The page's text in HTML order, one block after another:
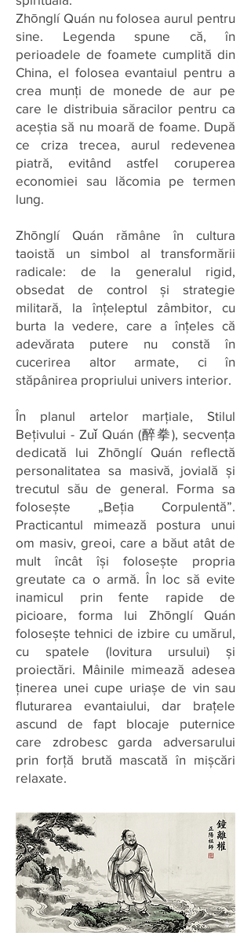
Zhōnglí Quán nu folosea aurul pentru
sine. Legenda spune că, în
perioadele de foamete cumplită din
China, el folosea evantaiul pentru a
crea munți de monede de aur pe
care le distribuia săracilor pentru ca
aceștia să nu moară de foame. După
ce criza trecea, aurul redevenea
piatră, evitând astfel coruperea
economiei sau lăcomia pe termen
lung.
Zhōnglí Quán rămâne în cultura
taoistă un simbol al transformării
radicale: de la generalul rigid,
obsedat de control și strategie
militară, la înțeleptul zâmbitor, cu
burta la vedere, care a înțeles că
adevărata putere nu constă în
cucerirea altor armate, ci în
stăpânirea propriului univers interior.
În planul artelor marțiale, Stilul
Bețivului - Zuǐ Quán (醉拳), secvența
dedicată lui Zhōnglí Quán reflectă
personalitatea sa masivă, jovială și
trecutul său de general. Forma sa
folosește „Beția Corpulentă”.
Practicantul mimează postura unui
om masiv, greoi, care a băut atât de
mult încât își folosește propria
greutate ca o armă. În loc să evite
inamicul prin fente rapide de
picioare, forma lui Zhōnglí Quán
folosește tehnici de izbire cu umărul,
cu spatele (lovitura ursului) și
proiectări. Mâinile mimează adesea
ținerea unei cupe uriașe de vin sau
fluturarea evantaiului, dar brațele
ascund de fapt blocaje puternice
care zdrobesc garda adversarului
prin forță brută mascată în mișcări
relaxate.